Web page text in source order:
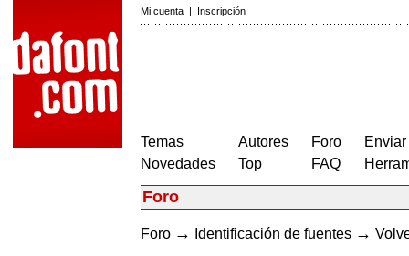
Mi cuenta | Inscripción
Temas
Novedades
Autores
Top
Foro
FAQ
Foro
Foro → Identificación de fuentes →